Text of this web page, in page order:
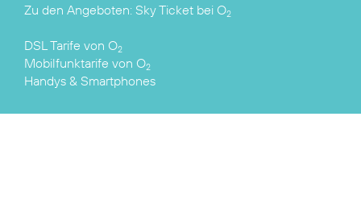
Zu den Angeboten: Sky Ticket bei O2
DSL Tarife von O2
Mobilfunktarife von O2
Handys & Smartphones